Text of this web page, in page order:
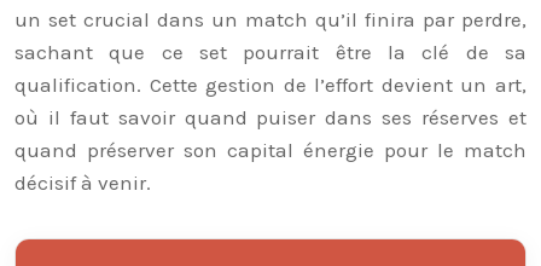
un set crucial dans un match qu’il finira par perdre,
sachant que ce set pourrait être la clé de sa
qualification. Cette gestion de l’effort devient un art,
où il faut savoir quand puiser dans ses réserves et
quand préserver son capital énergie pour le match
décisif à venir.